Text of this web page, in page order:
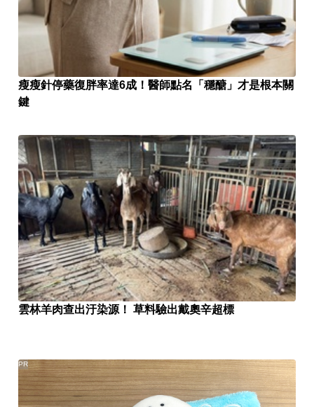
瘦瘦針停藥復胖率達6成！醫師點名「穩醣」才是根本關
鍵
雲林羊肉查出汙染源！ 草料驗出戴奧辛超標
PR